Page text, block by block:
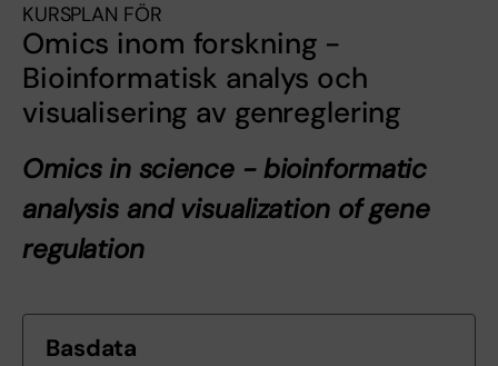
KURSPLAN FÖR
Omics inom forskning -
Bioinformatisk analys och
visualisering av genreglering
Omics in science - bioinformatic
analysis and visualization of gene
regulation
Basdata